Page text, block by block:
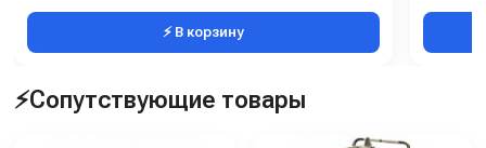
⚡ В корзину
⚡Сопутствующие товары